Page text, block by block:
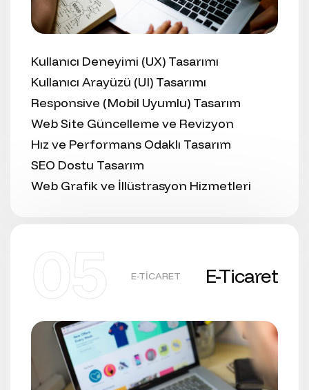
Kullanıcı Deneyimi (UX) Tasarımı
Kullanıcı Arayüzü (UI) Tasarımı
Responsive (Mobil Uyumlu) Tasarım
Web Site Güncelleme ve Revizyon
Hız ve Performans Odaklı Tasarım
SEO Dostu Tasarım
Web Grafik ve İllüstrasyon Hizmetleri
05 E-TICARET E-Ticaret